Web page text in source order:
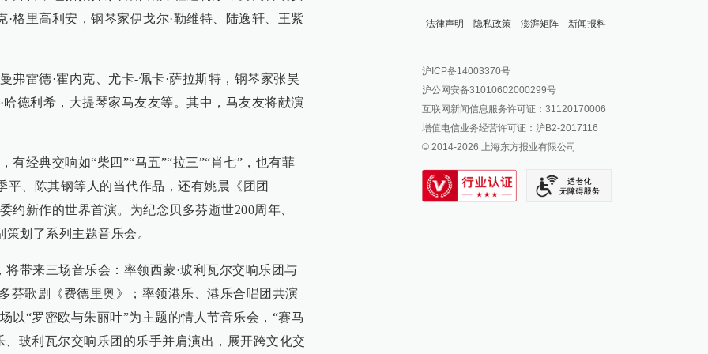
·格里高利安，钢琴家伊戈尔·勒维特、陆逸轩、王紫
弗雷德·霍内克、尤卡-佩卡·萨拉斯特，钢琴家张昊
德利希，大提琴家马友友等。其中，马友友将献演
有经典交响如“柴四”“马五”“拉三”“肖七”，也有菲
平、陈其钢等人的当代作品，还有姚晨《团团
约新作的世界首演。为纪念贝多芬逝世200周年、
划了系列主题音乐会。
带来三场音乐会：率领西蒙·玻利瓦尔交响乐团与
芬歌剧《费德里奥》；率领港乐、港乐合唱团共演
以“罗密欧与朱丽叶”为主题的情人节音乐会，“赛马
玻利瓦尔交响乐团的乐手并肩演出，展开跨文化交
法律声明 隐私政策 澎湃矩阵
澎湃新闻公众号
澎湃新闻抖音号
派生万物开放平台
IP SHANGHAI
SIXTH TONE
新闻报料
报料邮箱: news@thepaper.cn
沪ICP备14003370号
沪公网安备31010602000299号
互联网新闻信息服务许可证：31120170006
增值电信业务经营许可证：沪B2-2017116
© 2014-2026 上海东方报业有限公司